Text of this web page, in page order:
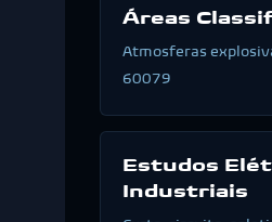
Áreas
Atmosferas
60079
Estudos
Industriais